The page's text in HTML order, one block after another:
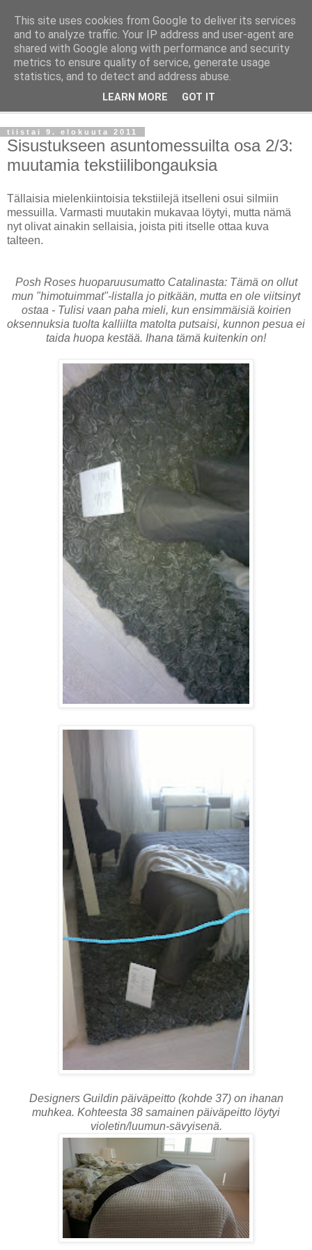
Taloja ja Toiveita
[ Sisustaa ] [ Remontoi ] [ Tuunaa ] [ Haaveilee ] [ Reissaa ]
tiistai 9. elokuuta 2011
Sisustukseen asuntomessuilta osa 2/3:
muutamia tekstiilibongauksia
Tällaisia mielenkiintoisia tekstiilejä itselleni osui silmiin
messuilla. Varmasti muutakin mukavaa löytyi, mutta nämä
nyt olivat ainakin sellaisia, joista piti itselle ottaa kuva
talteen.
Posh Roses huoparuusumatto Catalinasta: Tämä on ollut
mun "himotuimmat"-listalla jo pitkään, mutta en ole viitsinyt
ostaa - Tulisi vaan paha mieli, kun ensimmäisiä koirien
oksennuksia tuolta kalliilta matolta putsaisi, kunnon pesua ei
taida huopa kestää. Ihana tämä kuitenkin on!
Designers Guildin päiväpeitto (kohde 37) on ihanan
muhkea. Kohteesta 38 samainen päiväpeitto löytyi
violetin/luumun-sävyisenä.
This site uses cookies from Google to deliver its services
and to analyze traffic. Your IP address and user-agent are
shared with Google along with performance and security
metrics to ensure quality of service, generate usage
statistics, and to detect and address abuse.
LEARN MORE GOT IT